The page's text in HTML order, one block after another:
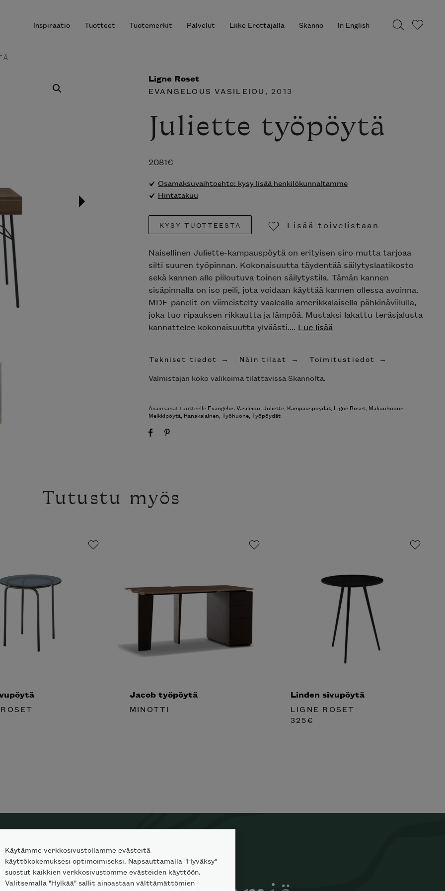
Inspiraatio Tuotteet Tuotemerkit Palvelut Liike Erottajalla Skanno In English
Ligne Roset
EVANGELOUS VASILEIOU , 2013
Juliette työpöytä
2081€
Osamaksuvaihtoehto: kysy lisää henkilökunnaltamme
Hintatakuu
KYSY TUOTTEESTA
Lisää toivelistaan
Naisellinen Juliette-kampauspöytä on erityisen siro mutta tarjoaa
silti suuren työpinnan. Kokonaisuutta täydentää säilytyslaatikosto
sekä kannen alle piiloutuva toinen säilytystila. Tämän kannen
sisäpinnalla on iso peili, jota voidaan käyttää kannen ollessa avoinna.
MDF-panelit on viimeistelty vaalealla amerikkalaisella pähkinäviilulla,
joka tuo ripauksen rikkautta ja lämpöä. Mustaksi lakattu teräsjalusta
kannattelee kokonaisuutta ylväästi.... Lue lisää
Tekniset tiedot Näin tilaat
Toimitustiedot
Valmistajan koko valikoima tilattavissa Skannolta.
Avainsanat tuotteelle Evangelos Vasileiou, Juliette, Kampauspöydät, Ligne Roset, Makuuhuone,
Meikkipöytä, Ranskalainen, Työhuone, Työpöydät
Tutustu myös
Jacob työpöytä
MINOTTI
Linden sivupöytä
LIGNE ROSET
325€
TILAA SKANNO-UUTISKIRJE
Käytämme verkkosivustollamme evästeitä
käyttökokemuksesi optimoimiseksi. Napsauttamalla "Hyväksy"
suostut kaikkien verkkosivustomme evästeiden käyttöön.
Valitsemalla "Hylkää" sallit ainoastaan välttämättömien